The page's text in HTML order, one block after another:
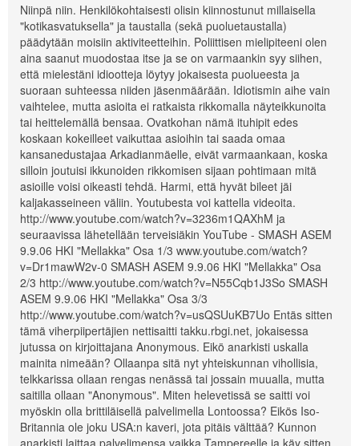
Niinpä niin. Henkilökohtaisesti olisin kiinnostunut millaisella
"kotikasvatuksella" ja taustalla (sekä puoluetaustalla)
päädytään moisiin aktiviteetteihin. Poliittisen mielipiteeni olen
aina saanut muodostaa itse ja se on varmaankin syy siihen,
että mielestäni idiootteja löytyy jokaisesta puolueesta ja
suoraan suhteessa niiden jäsenmäärään. Idiotismin aihe vain
vaihtelee, mutta asioita ei ratkaista rikkomalla näyteikkunoita
tai heittelemällä bensaa. Ovatkohan nämä ituhipit edes
koskaan kokeilleet vaikuttaa asioihin tai saada omaa
kansanedustajaa Arkadianmäelle, eivät varmaankaan, koska
silloin joutuisi ikkunoiden rikkomisen sijaan pohtimaan mitä
asioille voisi oikeasti tehdä. Harmi, että hyvät bileet jäi
kaljakasseineen väliin. Youtubesta voi kattella videoita.
http://www.youtube.com/watch?v=3236m1QAXhM ja
seuraavissa lähetellään terveisiäkin YouTube - SMASH ASEM
9.9.06 HKI "Mellakka" Osa 1/3 www.youtube.com/watch?
v=Dr1mawW2v-0 SMASH ASEM 9.9.06 HKI "Mellakka" Osa
2/3 http://www.youtube.com/watch?v=N55Cqb1J3So SMASH
ASEM 9.9.06 HKI "Mellakka" Osa 3/3
http://www.youtube.com/watch?v=usQSUuKB7Uo Entäs sitten
tämä viherpiipertäjien nettisaitti takku.rbgi.net, jokaisessa
jutussa on kirjoittajana Anonymous. Eikö anarkisti uskalla
mainita nimeään? Ollaanpa sitä nyt yhteiskunnan vihollisia,
telkkarissa ollaan rengas nenässä tai jossain muualla, mutta
saitilla ollaan "Anonymous". Miten helevetissä se saitti voi
myöskin olla brittiläisellä palvelimella Lontoossa? Eikös Iso-
Britannia ole joku USA:n kaveri, jota pitäis välttää? Kunnon
anarkisti laittaa palvelimensa vaikka Tampereelle ja käy sitten